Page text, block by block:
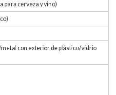
para cerveza y vino)
con exterior de plástico/vidrio